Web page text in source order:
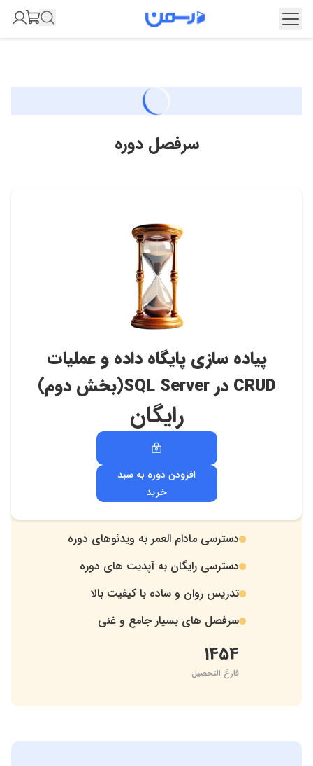
سرفصل دوره
پیاده سازی پایگاه داده و عملیات
CRUD در SQL Server(بخش دوم)
رایگان
افزودن دوره به سبد
خرید
. دسترسی مادام العمر به ویدئوهای دوره
. دسترسی رایگان به آپدیت های دوره
. تدریس روان و ساده با کیفیت بالا
. سرفصل های بسیار جامع و غنی
1454
فارغ التحصیل